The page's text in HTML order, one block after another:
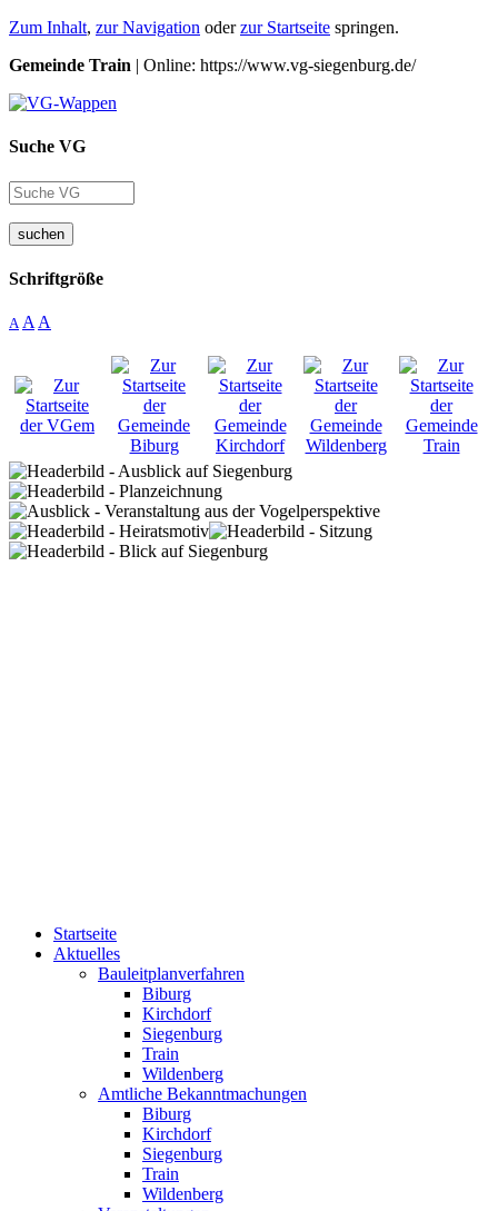
Zum Inhalt, zur Navigation oderzur Startseite springen.
Gemeinde Train | Online: https://www.vg-siegenburg.de/
Suche VG
suchen
Schriftgröße
A A A
Startseite
Aktuelles
Bauleitplanverfahren
Biburg
Kirchdorf
Siegenburg
Train
Wildenberg
Amtliche Bekanntmachungen
Biburg
Kirchdorf
Siegenburg
Train
Wildenberg